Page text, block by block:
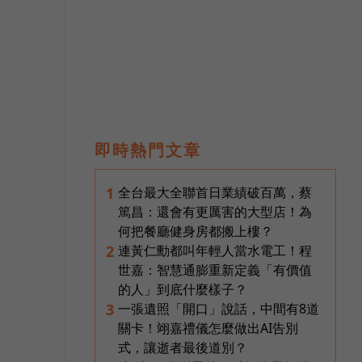
即時熱門文章
1 全台最大全聯首日業績破百萬，蔡
篤昌：還會有更厲害的大型店！為
何把餐廳健身房都搬上樓？
2 連黃仁勳都叫年輕人當水電工！程
世嘉：智慧通膨重新定義「有價值
的人」到底什麼樣子？
3 一張遺照「開口」說話，中間有8道
關卡！翊嘉禮儀怎麼做出AI告別
式，讓逝者最後道別？